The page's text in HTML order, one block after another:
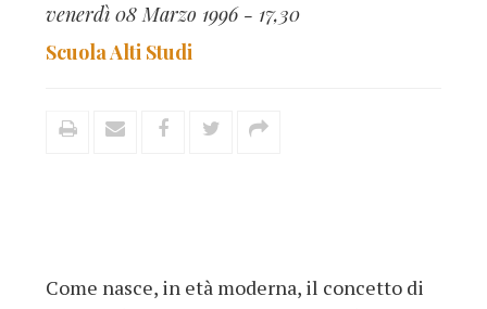
venerdì 08 Marzo 1996 - 17,30
Scuola Alti Studi
Come nasce, in età moderna, il concetto di